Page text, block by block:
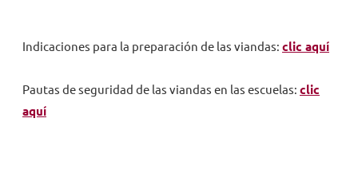
Indicaciones para la preparación de las viandas: clic aquí
Pautas de seguridad de las viandas en las escuelas: clic
aquí